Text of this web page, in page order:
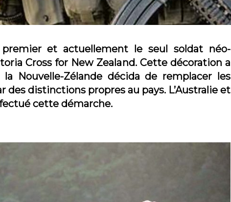
et actuellement le seul soldat néo-
Cross for New Zealand. Cette décoration a
Nouvelle-Zélande décida de remplacer les
distinctions propres au pays. L’Australie et
cette démarche.